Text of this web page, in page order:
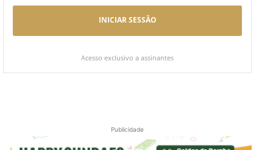
INICIAR SESSÃO
Acesso exclusivo a assinantes
Publicidade